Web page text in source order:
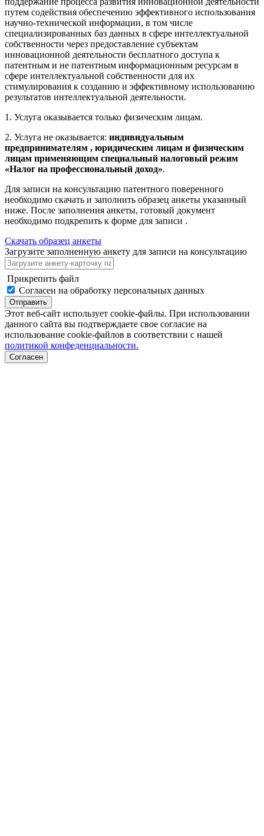
путем содействия обеспечению эффективного использования
научно-технической информации, в том числе
специализированных баз данных в сфере интеллектуальной
собственности через предоставление субъектам
инновационной деятельности бесплатного доступа к
патентным и не патентным информационным ресурсам в
сфере интеллектуальной собственности для их
стимулирования к созданию и эффективному использованию
результатов интеллектуальной деятельности.
1. Услуга оказывается только физическим лицам.
2. Услуга не оказывается: индивидуальным
предпринимателям , юридическим лицам и физическим
лицам применяющим специальный налоговый режим
«Налог на профессиональный доход».
Для записи на консультацию патентного поверенного
необходимо скачать и заполнить образец анкеты указанный
ниже. После заполнения анкеты, готовый документ
необходимо подкрепить к форме для записи .
Скачать образец анкеты
Загрузите заполненную анкету для записи на консультацию
Прикрепить файл
Согласен на обработку персональных данных
Отправить
Этот веб-сайт использует cookie-файлы. При использовании
данного сайта вы подтверждаете свое согласие на
использование cookie-файлов в соответствии с нашей
политикой конфеденциальности.
Согласен